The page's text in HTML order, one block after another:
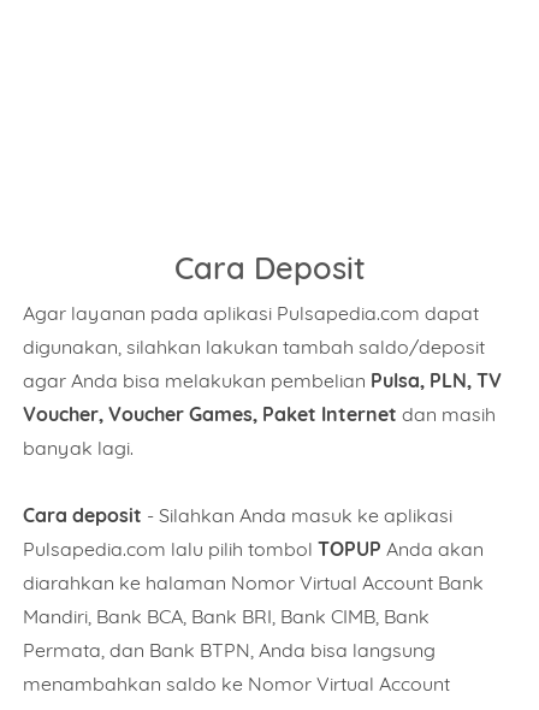
Cara Deposit
Agar layanan pada aplikasi Pulsapedia.com dapat
digunakan, silahkan lakukan tambah saldo/deposit
agar Anda bisa melakukan pembelian Pulsa, PLN, TV
Voucher, Voucher Games, Paket Internet dan masih
banyak lagi.
Cara deposit - Silahkan Anda masuk ke aplikasi
Pulsapedia.com lalu pilih tombolTOPUP Anda akan
diarahkan ke halaman Nomor Virtual Account Bank
Mandiri, Bank BCA, Bank BRI, Bank CIMB, Bank
Permata, dan Bank BTPN, Anda bisa langsung
menambahkan saldo ke Nomor Virtual Account